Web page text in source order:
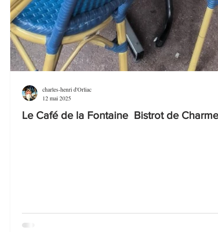
Le Café de la Fontaine Bistrot de
charles-henri d'Orliac
12 mai 2025